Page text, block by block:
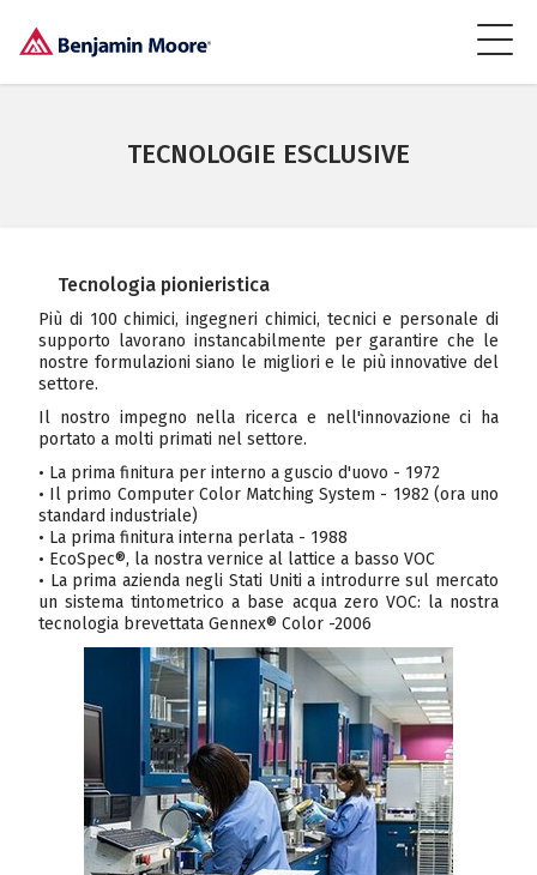
TECNOLOGIE ESCLUSIVE
Tecnologia pionieristica
Più di 100 chimici, ingegneri chimici, tecnici e personale di
supporto lavorano instancabilmente per garantire che le
nostre formulazioni siano le migliori e le più innovative del
settore.
Il nostro impegno nella ricerca e nell'innovazione ci ha
portato a molti primati nel settore.
• La prima finitura per interno a guscio d'uovo - 1972
• Il primo Computer Color Matching System - 1982 (ora uno
standard industriale)
• La prima finitura interna perlata - 1988
• EcoSpec®, la nostra vernice al lattice a basso VOC
• La prima azienda negli Stati Uniti a introdurre sul mercato
un sistema tintometrico a base acqua zero VOC: la nostra
tecnologia brevettata Gennex® Color -2006